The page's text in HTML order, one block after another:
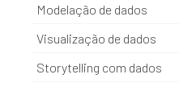
Modelação de dados
Visualização de dados
Storytelling com dados